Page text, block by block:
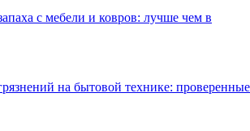
с мебели и ковров: лучше чем в
на бытовой технике: проверенные